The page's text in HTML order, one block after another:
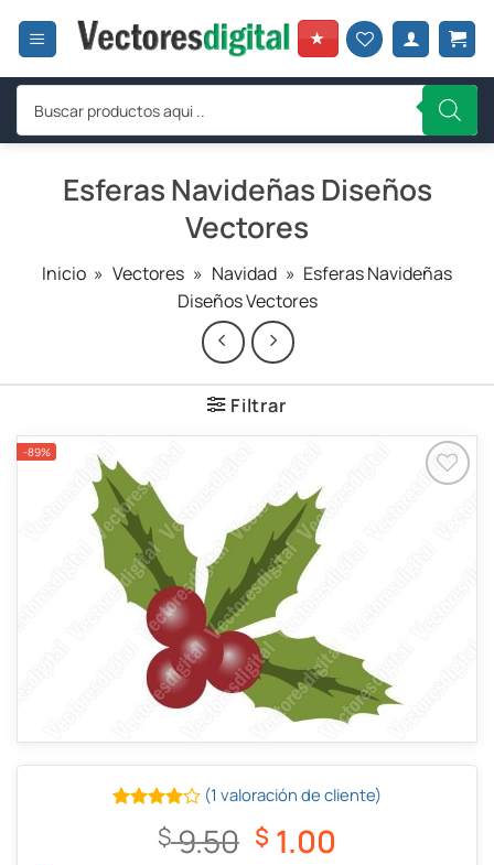
★
Búsqueda
productos
Esferas Navideñas Diseños
Vectores
Inicio » Vectores » Navidad » Esferas Navideñas
Diseños Vectores
Filtrar
-89%
Valorado
4.00
(1 valoración de cliente)
$9.50 El
$ 1.00